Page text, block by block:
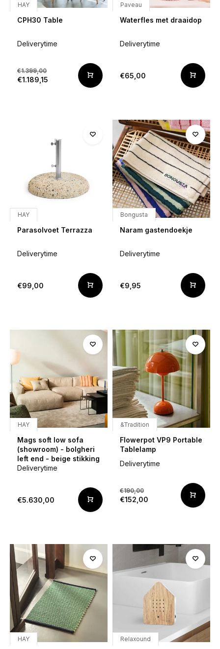
HAY
CPH30 Table
Deliverytime
€1.399,00
€1.189,15
Paveau
Waterfles met draaidop
Deliverytime
€65,00
HAY
Parasolvoet Terrazza
Deliverytime
€99,00
Bongusta
Naram gastendoekje
Deliverytime
€9,95
HAY
Mags soft low sofa
(showroom) - bolgheri
left end - beige stikking
Deliverytime
€5.630,00
&Tradition
Flowerpot VP9 Portable
Tablelamp
Deliverytime
€190,00
€152,00
HAY Relaxound